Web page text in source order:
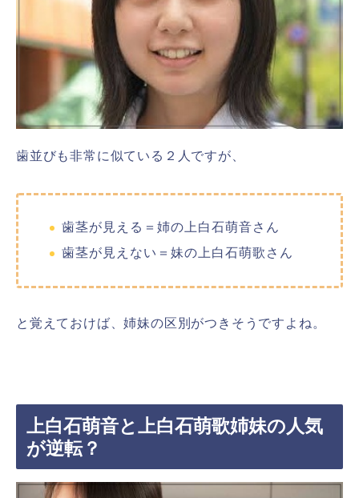
歯並びも非常に似ている２人ですが、
歯茎が見える＝姉の上白石萌音さん
歯茎が見えない＝妹の上白石萌歌さん
と覚えておけば、姉妹の区別がつきそうですよね。
上白石萌音と上白石萌歌姉妹の人気
が逆転？